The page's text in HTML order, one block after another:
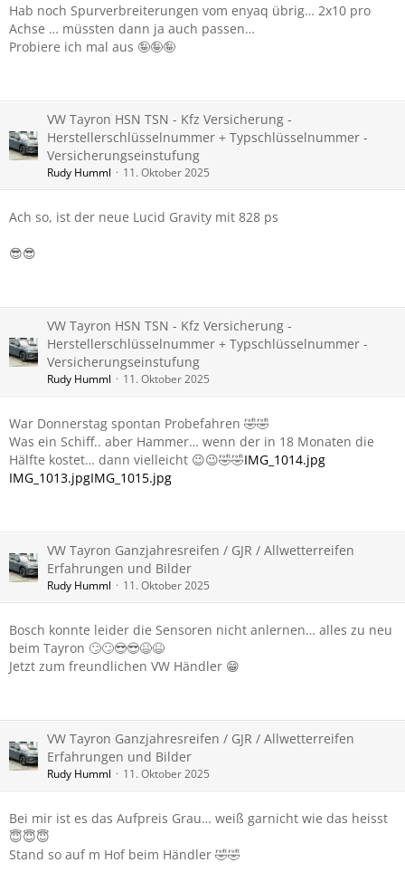
Hab noch Spurverbreiterungen vom enyaq übrig… 2x10 pro
Achse … müssten dann ja auch passen…
Probiere ich mal aus 🤪🤪🤪
VW Tayron HSN TSN - Kfz Versicherung -
Herstellerschlüsselnummer + Typschlüsselnummer -
Versicherungseinstufung
Rudy Humml 11. Oktober 2025
Ach so, ist der neue Lucid Gravity mit 828 ps
😎😎
VW Tayron HSN TSN - Kfz Versicherung -
Herstellerschlüsselnummer + Typschlüsselnummer -
Versicherungseinstufung
Rudy Humml 11. Oktober 2025
War Donnerstag spontan Probefahren 🤣🤣
Was ein Schiff.. aber Hammer… wenn der in 18 Monaten die
Hälfte kostet… dann vielleicht 😉😉🤣🤣IMG_1014.jpg
IMG_1013.jpgIMG_1015.jpg
VW Tayron Ganzjahresreifen / GJR / Allwetterreifen
Erfahrungen und Bilder
Rudy Humml 11. Oktober 2025
Bosch konnte leider die Sensoren nicht anlernen… alles zu neu
beim Tayron 🙄🙄😎😎😆😆
Jetzt zum freundlichen VW Händler 😁
VW Tayron Ganzjahresreifen / GJR / Allwetterreifen
Erfahrungen und Bilder
Rudy Humml 11. Oktober 2025
Bei mir ist es das Aufpreis Grau… weiß garnicht wie das heisst
😇😇😇
Stand so auf m Hof beim Händler 🤣🤣